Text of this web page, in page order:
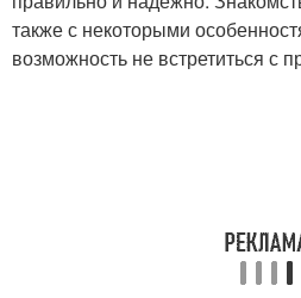
также с некоторыми
возможность не встретиться с